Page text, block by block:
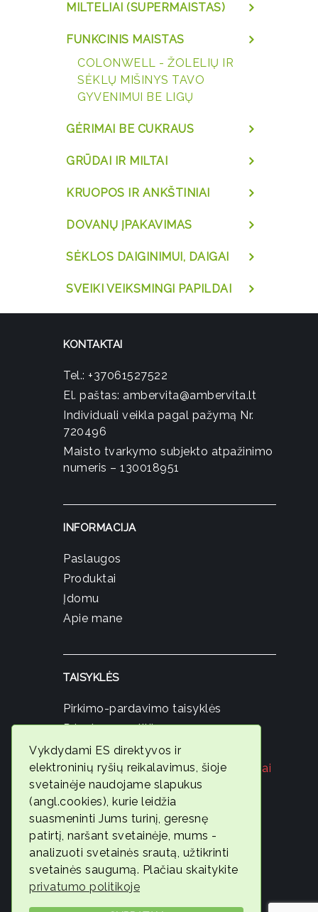
Vykdydami ES direktyvos ir
elektroninių ryšių reikalavimus, šioje
svetainėje naudojame slapukus
(angl.cookies), kurie leidžia
suasmeninti Jums turinį, geresnę
patirtį, naršant svetainėje, mums -
analizuoti svetainės srautą, užtikrinti
svetainės saugumą. Plačiau skaitykite
privatumo politikoje
MILTELIAI (SUPERMAISTAS)
FUNKCINIS MAISTAS
COLONWELL - ŽOLELIŲ IR
SĖKLŲ MIŠINYS TAVO
GYVENIMUI BE LIGŲ
GĖRIMAI BE CUKRAUS
GRŪDAI IR MILTAI
KRUOPOS IR ANKŠTINIAI
DOVANŲ ĮPAKAVIMAS
SĖKLOS DAIGINIMUI, DAIGAI
SVEIKI VEIKSMINGI PAPILDAI
KONTAKTAI
Tel.: +37061527522
El. paštas: ambervita@ambervita.lt
Individuali veikla pagal pažymą Nr.
720496
Maisto tvarkymo subjekto atpažinimo
numeris – 130018951
INFORMACIJA
Paslaugos
Produktai
Įdomu
Apie mane
TAISYKLĖS
Pirkimo-pardavimo taisyklės
Privatumo politika
Slapukų politika
Registruokis nemokamai konsultacijai
© 2026
Ambervita
Geros
savijautos
ekspertė
Gintarė
Jonaitytė